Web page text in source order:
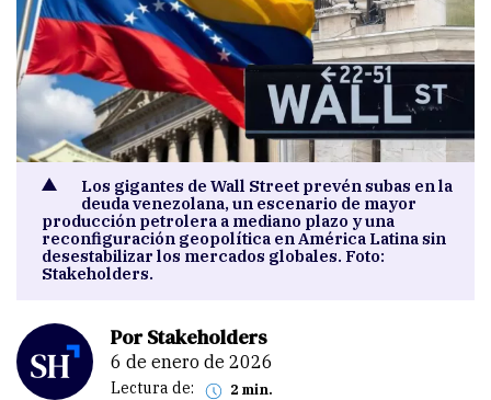
Los gigantes de Wall Street prevén subas en la
deuda venezolana, un escenario de mayor
producción petrolera a mediano plazo y una
reconfiguración geopolítica en América Latina sin
desestabilizar los mercados globales. Foto:
Stakeholders.
Por Stakeholders
6 de enero de 2026
Lectura de: 2 min.